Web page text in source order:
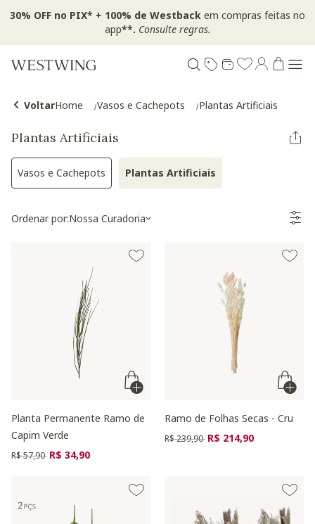
30% OFF no PIX* + 100% de Westback em compras feitas no
app**. Consulte regras.
VoltarHome Vasos e Cachepots Plantas Artificiais
Plantas Artificiais
Vasos e CachepotsRefinar por Categoria: Vasos e Cachepots
Plantas ArtificiaisSelected Atualmente
Ordenar por:Nossa Curadoria
Planta Permanente Ramo de
Capim Verde
Preço reduzido de
R$ 57,90 para
R$ 34,90
Ramo de Folhas Secas - Cru
Preço reduzido de
R$ 239,90 para
R$ 214,90